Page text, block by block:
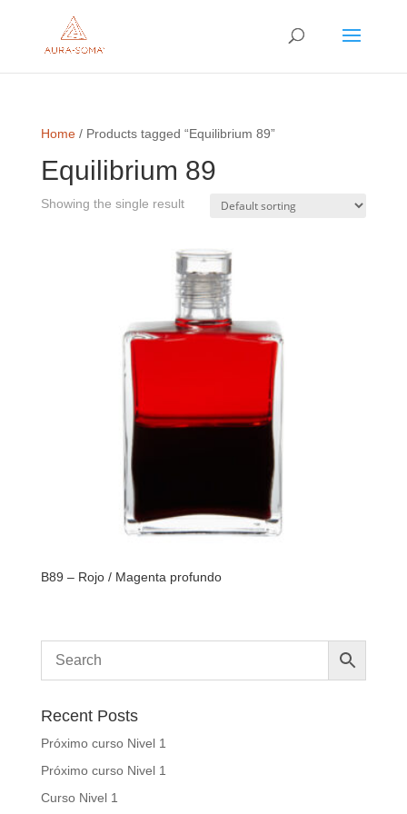
Home/ Products tagged “Equilibrium 89”
Equilibrium 89
Showing the single result
B89 – Rojo / Magenta profundo
Recent Posts
Próximo curso Nivel 1
Próximo curso Nivel 1
Curso Nivel 1